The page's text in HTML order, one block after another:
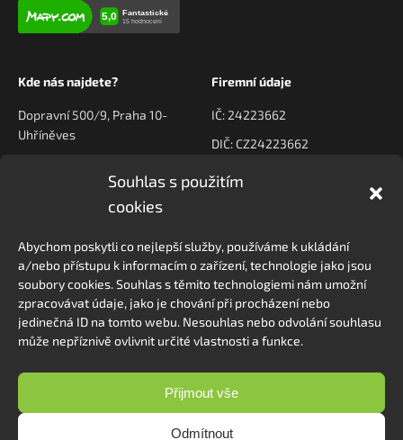
Souhlas s použitím
cookies
Abychom poskytli co nejlepší služby, používáme k ukládání
a/nebo přístupu k informacím o zařízení, technologie jako jsou
soubory cookies. Souhlas s těmito technologiemi nám umožní
zpracovávat údaje, jako je chování při procházení nebo
jedinečná ID na tomto webu. Nesouhlas nebo odvolání souhlasu
může nepříznivě ovlivnit určité vlastnosti a funkce.
Přijmout vše
Odmítnout
Kde nás najdete?
Dopravní 500/9, Praha 10-
Uhříněves
Firemní údaje
IČ: 24223662
DIČ: CZ24223662
Kontaktujte nás
+420 778 222 800
Navigace
O nás
Kontakt